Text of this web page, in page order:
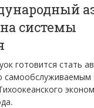
системы
готовится стать